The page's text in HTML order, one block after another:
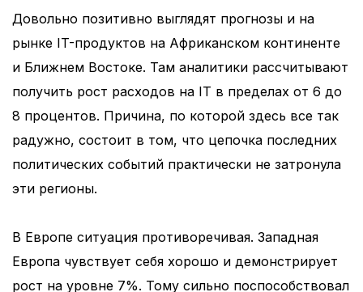
Довольно позитивно выглядят прогнозы и на
рынке IT-продуктов на Африканском континенте
и Ближнем Востоке. Там аналитики рассчитывают
получить рост расходов на IT в пределах от 6 до
8 процентов. Причина, по которой здесь все так
радужно, состоит в том, что цепочка последних
политических событий практически не затронула
эти регионы.
В Европе ситуация противоречивая. Западная
Европа чувствует себя хорошо и демонстрирует
рост на уровне 7%. Тому сильно поспособствовал